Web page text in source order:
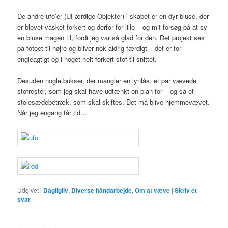
De andre ufo’er (UFærdige Objekter) i skabet er en dyr bluse, der
er blevet vasket forkert og derfor for lille – og mit forsøg på at sy
en bluse magen til, fordi jeg var så glad for den. Det projekt ses
på fotoet til højre og bliver nok aldrig færdigt – det er for
engleagtigt og i noget helt forkert stof til snittet.
Desuden nogle bukser, der mangler en lynlås, et par vævede
stofrester, som jeg skal have udtænkt en plan for – og så et
stolesædebetræk, som skal skiftes. Det må blive hjemmevævet.
Når jeg engang får tid…
Udgivet i Dagligliv, Diverse håndarbejde,Om at væve |Skriv et
svar